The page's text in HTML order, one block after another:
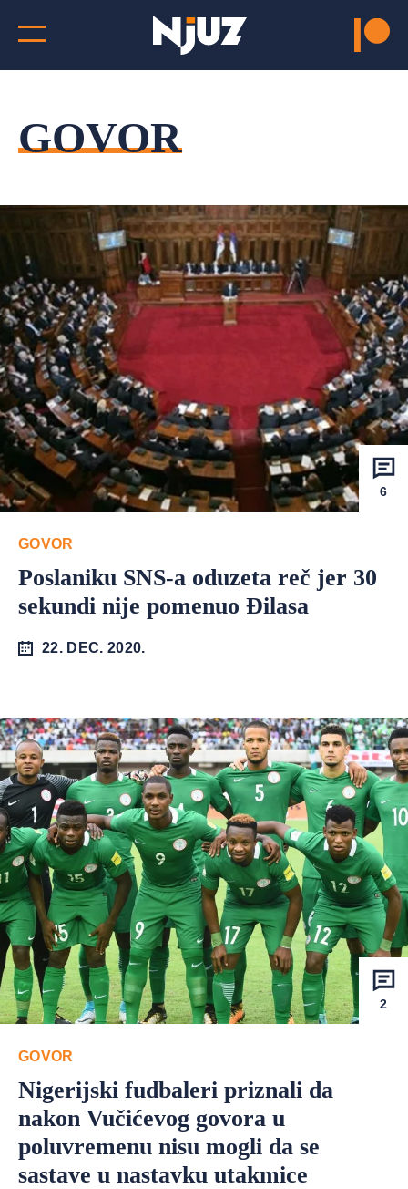
GOVOR
6
GOVOR
Poslaniku SNS-a oduzeta reč jer 30
sekundi nije pomenuo Đilasa
22. DEC. 2020.
2
GOVOR
Nigerijski fudbaleri priznali da
nakon Vučićevog govora u
poluvremenu nisu mogli da se
sastave u nastavku utakmice